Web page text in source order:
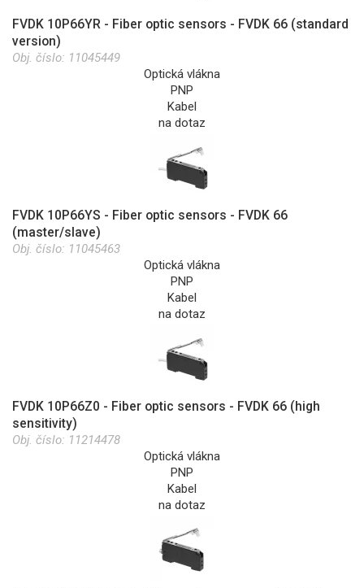
FVDK 10P66YR - Fiber optic sensors - FVDK 66 (standard
version)
Obj. číslo: 11045449
Optická vlákna
PNP
Kabel
na dotaz
FVDK 10P66YS - Fiber optic sensors - FVDK 66
(master/slave)
Obj. číslo: 11045463
Optická vlákna
PNP
Kabel
na dotaz
FVDK 10P66Z0 - Fiber optic sensors - FVDK 66 (high
sensitivity)
Obj. číslo: 11214478
Optická vlákna
PNP
Kabel
na dotaz